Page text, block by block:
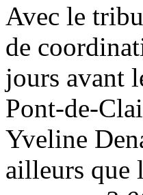
Avec le
de
jours avant
Pont-de-
Yveline
ailleurs que